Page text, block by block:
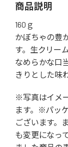
商品説明
160ｇ
かぼちゃの豊
す。生クリー
なめらかな口
きりとした味
※写真はイメ
ます。※パッ
ございます。
も変更になっ